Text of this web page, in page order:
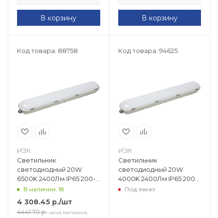
В корзину В корзину
Код товара: 88758
ИЭК
Светильник
светодиодный 20W
6500K 2400Лм IP65 200-
240V ДСП 1321
(600х86х70) аналог ЛСП
2х18 LDSP0-1421-20-6500-
K01
В наличии: 18
4 308.45 р./шт
4441.70 р. цена магазина
Код товара: 94625
ИЭК
Светильник
светодиодный 20W
4000K 2400Лм IP65 200-
240V ДСП 1424
Под заказ